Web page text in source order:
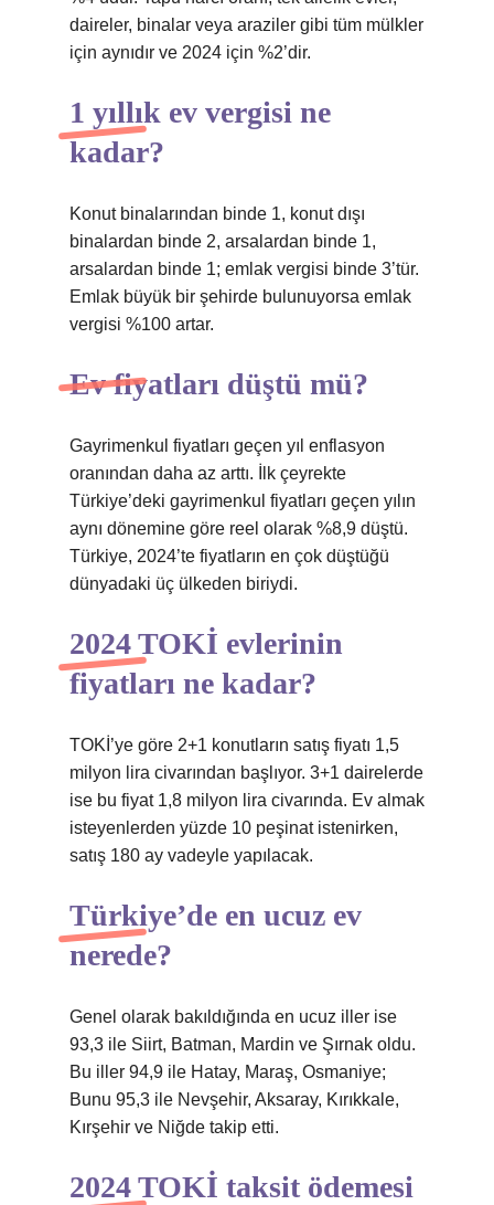
daireler, binalar veya araziler gibi tüm mülkler
için aynıdır ve 2024 için %2’dir.
1 yıllık ev vergisi ne
kadar?
Konut binalarından binde 1, konut dışı
binalardan binde 2, arsalardan binde 1,
arsalardan binde 1; emlak vergisi binde 3’tür.
Emlak büyük bir şehirde bulunuyorsa emlak
vergisi %100 artar.
Ev fiyatları düştü mü?
Gayrimenkul fiyatları geçen yıl enflasyon
oranından daha az arttı. İlk çeyrekte
Türkiye’deki gayrimenkul fiyatları geçen yılın
aynı dönemine göre reel olarak %8,9 düştü.
Türkiye, 2024’te fiyatların en çok düştüğü
dünyadaki üç ülkeden biriydi.
2024 TOKİ evlerinin
fiyatları ne kadar?
TOKİ’ye göre 2+1 konutların satış fiyatı 1,5
milyon lira civarından başlıyor. 3+1 dairelerde
ise bu fiyat 1,8 milyon lira civarında. Ev almak
isteyenlerden yüzde 10 peşinat istenirken,
satış 180 ay vadeyle yapılacak.
Türkiye’de en ucuz ev
nerede?
Genel olarak bakıldığında en ucuz iller ise
93,3 ile Siirt, Batman, Mardin ve Şırnak oldu.
Bu iller 94,9 ile Hatay, Maraş, Osmaniye;
Bunu 95,3 ile Nevşehir, Aksaray, Kırıkkale,
Kırşehir ve Niğde takip etti.
2024 TOKİ taksit ödemesi